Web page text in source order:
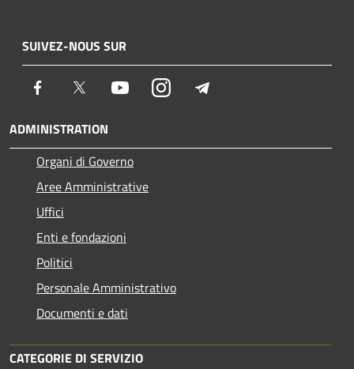
SUIVEZ-NOUS SUR
Facebook Twitter YoutubeInstagram
ADMINISTRATION
Organi di Governo
Aree Amministrative
Uffici
Enti e fondazioni
Politici
Personale Amministrativo
Documenti e dati
CATEGORIE DI SERVIZIO